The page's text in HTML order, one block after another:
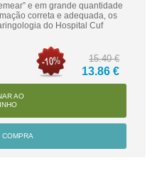
e em grande quantidade
correta e adequada, os
do Hospital Cuf
15.40 €
13.86 €
AO
COMPRA